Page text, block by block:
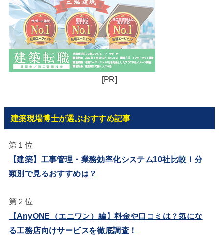
[PR]
建築現場博士が選ぶおすすめ記事
第１位
【建築】工事管理・業務効率化システム10社比較！分
類別で見るおすすめは？
第２位
【AnyONE（エニワン）編】料金や口コミは？気にな
る工務店向けサービスを徹底調査！